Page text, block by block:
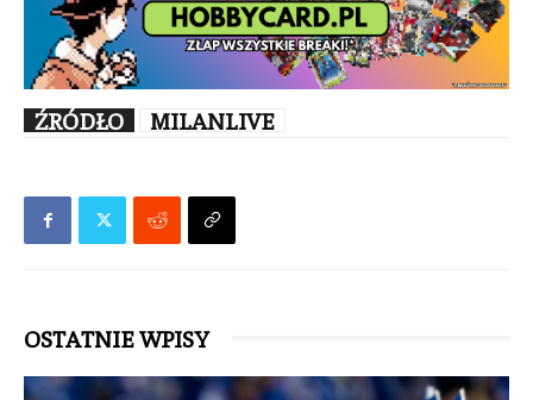
ŹRÓDŁO MILANLIVE
OSTATNIE WPISY